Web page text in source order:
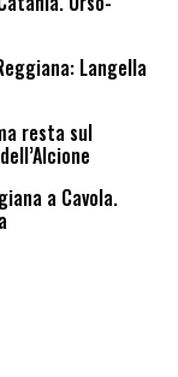
Langella
resta sul
a Cavola.